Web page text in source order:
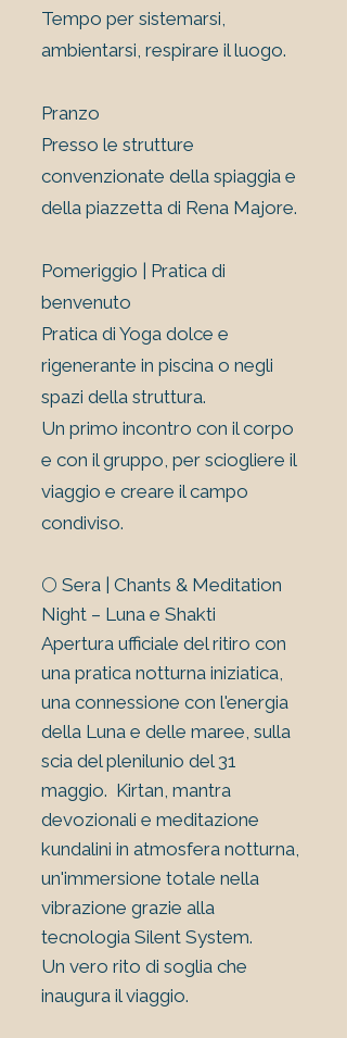
Tempo per sistemarsi,
ambientarsi, respirare il luogo.
Pranzo
Presso le strutture
convenzionate della spiaggia e
della piazzetta di Rena Majore.
Pomeriggio | Pratica di
benvenuto
Pratica di Yoga dolce e
rigenerante in piscina o negli
spazi della struttura.
Un primo incontro con il corpo
e con il gruppo, per sciogliere il
viaggio e creare il campo
condiviso.
🌕 Sera | Chants & Meditation
Night – Luna e Shakti
Apertura ufficiale del ritiro con
una pratica notturna iniziatica,
una connessione con l'energia
della Luna e delle maree, sulla
scia del plenilunio del 31
maggio. Kirtan, mantra
devozionali e meditazione
kundalini in atmosfera notturna,
un'immersione totale nella
vibrazione grazie alla
tecnologia Silent System.
Un vero rito di soglia che
inaugura il viaggio.